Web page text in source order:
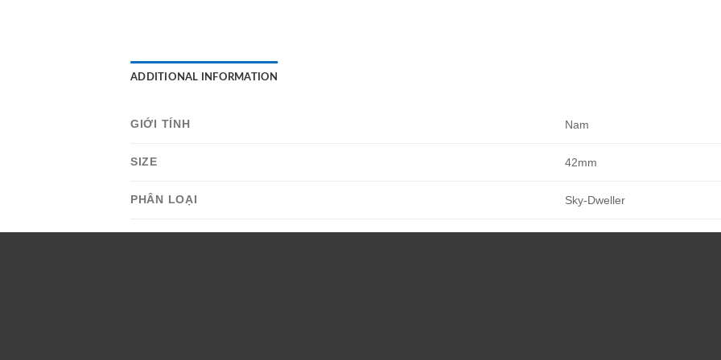
ADDITIONAL INFORMATION
GIỚI TÍNH Nam
SIZE 42mm
PHÂN LOẠI Sky-Dweller